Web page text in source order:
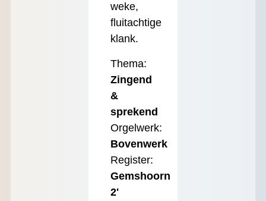
weke,
fluitachtige
klank.
Thema:
Zingend
&
sprekend
Orgelwerk:
Bovenwerk
Register:
Gemshoorn
2'